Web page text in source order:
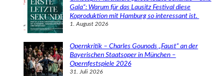
Gala“: Warum für das Lausitz Festival diese
Koproduktion mit Hamburg so interessant ist.
1. August 2026
Opernkritik – Charles Gounods „Faust“ an der
Bayerischen Staatsoper in München –
Opernfestspiele 2026
31. Juli 2026